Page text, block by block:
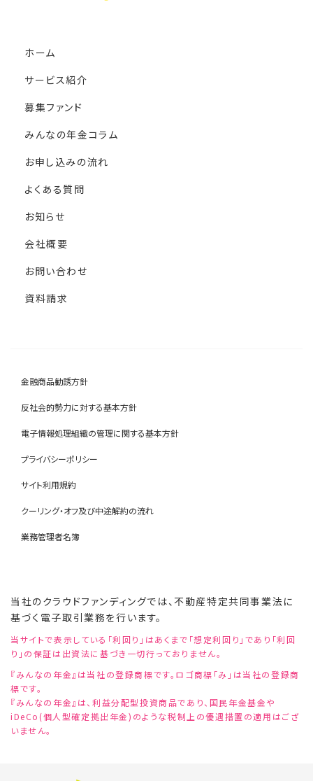
ホーム
サービス紹介
募集ファンド
みんなの年金コラム
お申し込みの流れ
よくある質問
お知らせ
会社概要
お問い合わせ
資料請求
金融商品勧誘方針
反社会的勢力に対する基本方針
電子情報処理組織の管理に関する基本方針
プライバシーポリシー
サイト利用規約
クーリング・オフ及び中途解約の流れ
業務管理者名簿
当社のクラウドファンディングでは、不動産特定共同事業法に
基づく電子取引業務を行います。
当サイトで表示している「利回り」はあくまで「想定利回り」であり「利回
り」の保証は出資法に基づき一切行っておりません。
『みんなの年金』は当社の登録商標です。ロゴ商標「み」は当社の登録商
標です。
『みんなの年金』は、利益分配型投資商品であり、国民年金基金や
iDeCo(個人型確定拠出年金)のような税制上の優遇措置の適用はござ
いません。